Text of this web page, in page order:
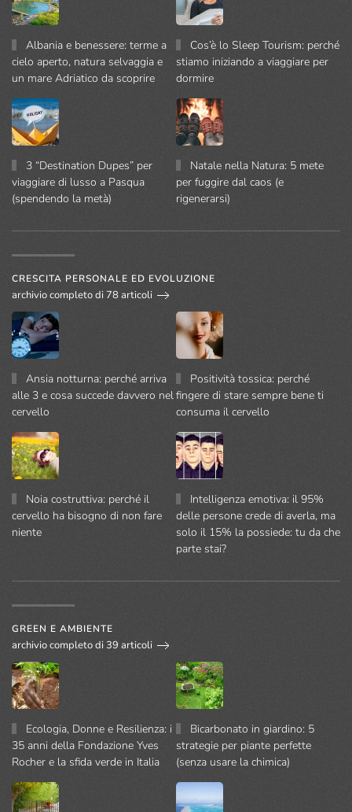
Albania e benessere: terme a
cielo aperto, natura selvaggia e
un mare Adriatico da scoprire
Cos’è lo Sleep Tourism: perché
stiamo iniziando a viaggiare per
dormire
3 “Destination Dupes” per
viaggiare di lusso a Pasqua
(spendendo la metà)
Natale nella Natura: 5 mete
per fuggire dal caos (e
rigenerarsi)
CRESCITA PERSONALE ED EVOLUZIONE
archivio completo di 78 articoli
Ansia notturna: perché arriva
alle 3 e cosa succede davvero nel
cervello
Positività tossica: perché
fingere di stare sempre bene ti
consuma il cervello
Noia costruttiva: perché il
cervello ha bisogno di non fare
niente
Intelligenza emotiva: il 95%
delle persone crede di averla, ma
solo il 15% la possiede: tu da che
parte stai?
GREEN E AMBIENTE
archivio completo di 39 articoli
Ecologia, Donne e Resilienza: i
35 anni della Fondazione Yves
Rocher e la sfida verde in Italia
Bicarbonato in giardino: 5
strategie per piante perfette
(senza usare la chimica)